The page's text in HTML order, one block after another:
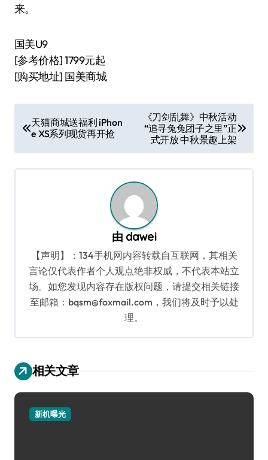
来。
国美U9
[参考价格] 1799元起
[购买地址] 国美商城
章
导
航
天猫商城送福利 iPhon
e XS系列现货再开抢
《刀剑乱舞》中秋活动
“追寻兔兔团子之里”正
式开放 中秋景趣上架
由 dawei
【声明】：134手机网内容转载自互联网，其相关
言论仅代表作者个人观点绝非权威，不代表本站立
场。如您发现内容存在版权问题，请提交相关链接
至邮箱：bqsm@foxmail.com，我们将及时予以处
理。
相关文章
新机曝光